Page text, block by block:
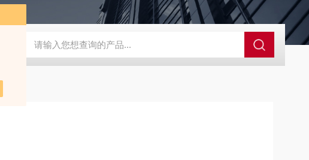
微机控制 GCDDJ-50Kv绝缘材料电压击穿强度试验机 GCDDJ-100Kv